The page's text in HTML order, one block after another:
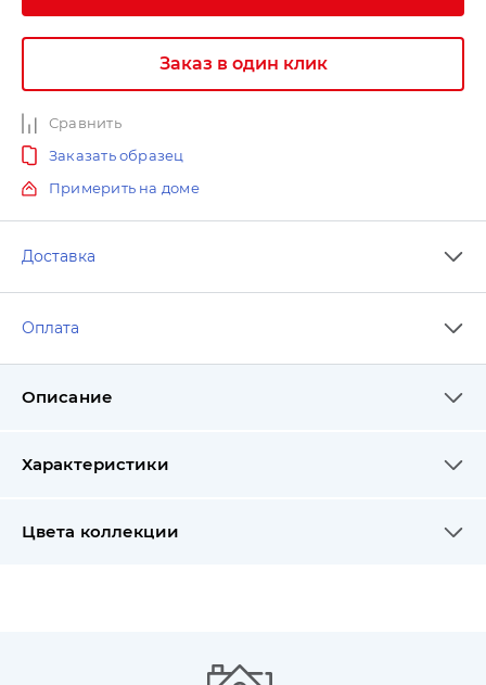
Заказ в один клик
Сравнить
Заказать образец
Примерить на доме
Доставка
Оплата
Описание
Характеристики
Цвета коллекции